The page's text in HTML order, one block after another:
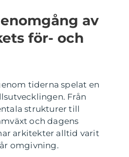
av
för- och
tiderna spelat en
Från
strukturer till
och dagens
arkitekter alltid varit
omgivning.